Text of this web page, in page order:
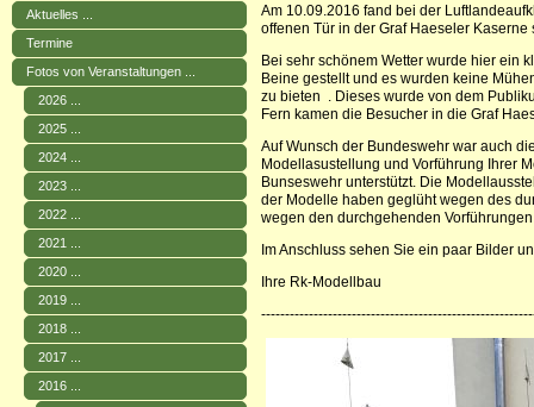
Aktuelles ...
Termine
Fotos von Veranstaltungen ...
2026 ...
2025 ...
2024 ...
2023 ...
2022 ...
2021 ...
2020 ...
2019 ...
2018 ...
2017 ...
2016 ...
Am 10.09.2016 fand bei der
offenen Tür in der Graf Haeseler Kaserne
Bei sehr schönem Wetter wurde hier ein
Beine gestellt und es wurden keine
zu bieten . Dieses wurde von dem
Fern kamen die Besucher in die Graf
Auf Wunsch der Bundeswehr war auch
Modellasustellung und Vorführung Ihrer
Bunseswehr unterstützt. Die
der Modelle haben geglüht wegen des
wegen den durchgehenden
Im Anschluss sehen Sie ein paar Bilder
Ihre Rk-Modellbau